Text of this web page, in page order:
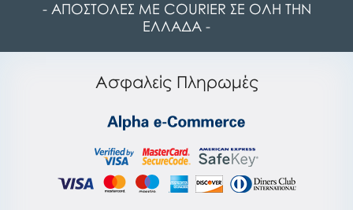
- ΑΠΟΣΤΟΛΕΣ ΜΕ COURIER ΣΕ ΟΛΗ ΤΗΝ
ΕΛΛΑΔΑ -
Ασφαλείς Πληρωμές